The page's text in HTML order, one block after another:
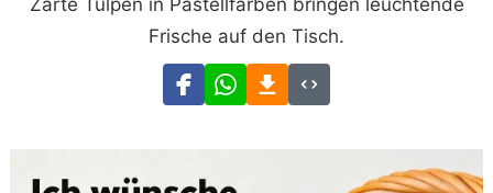
Zarte Tulpen in Pastellfarben bringen leuchtende
Frische auf den Tisch.